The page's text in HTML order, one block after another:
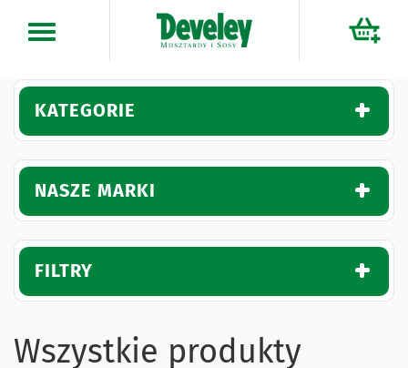
KATEGORIE
NASZE MARKI
FILTRY
Wszystkie produkty